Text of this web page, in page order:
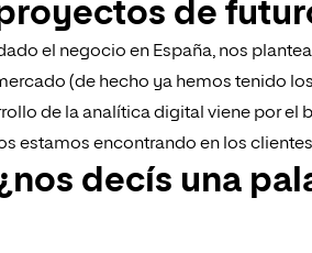
de
el negocio en España, nos
(de hecho ya hemos tenido
de la analítica digital viene por el
estamos encontrando en los
decís una